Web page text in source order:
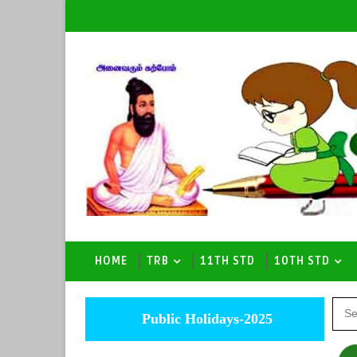
HOME TRB 11TH STD 10TH STD
Public Holidays-2025